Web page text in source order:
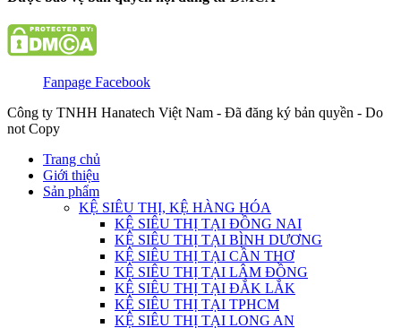
Fanpage Facebook
Công ty TNHH Hanatech Việt Nam - Đã đăng ký bản quyền - Do
not Copy
Trang chủ
Giới thiệu
Sản phẩm
KỆ SIÊU THỊ, KỆ HÀNG HÓA
KỆ SIÊU THỊ TẠI ĐỒNG NAI
KỆ SIÊU THỊ TẠI BÌNH DƯƠNG
KỆ SIÊU THỊ TẠI CẦN THƠ
KỆ SIÊU THỊ TẠI LÂM ĐỒNG
KỆ SIÊU THỊ TẠI ĐẮK LẮK
KỆ SIÊU THỊ TẠI TPHCM
KỆ SIÊU THỊ TẠI LONG AN